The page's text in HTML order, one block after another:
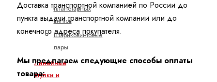
планетарных
винтов
Шариковинтовые
пары
Линейные
втулки и
Доставка транспортной компанией по России до
пункта выдачи транспортной компании или до
конечного адреса покупателя.
Мы предлагаем следующие способы оплаты
товара: